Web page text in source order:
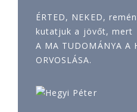
ÉRTED, NEKED,
kutatjuk a jövőt, mert
A MA TUDOMÁNYA A
ORVOSLÁSA.